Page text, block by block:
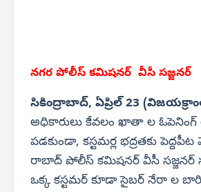
నగర పోలీస్ కమిషనర్ వీసీ సజ్జనర్
సికింద్రాబాద్, ఏప్రిల్ 23
అధికారులు కేవలం ఖాతా ల ఓపెనింగ్
పడకుండా, కస్టమర్ల భద్రతకు
రాబాద్ పోలీస్ కమిషనర్ వీసీ సజ్జనర్
ఒక్క కస్టమర్ కూడా సైబర్ నేరా ల